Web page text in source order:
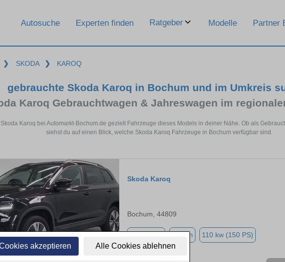
akzeptieren Alle Cookies ablehnen
Autosuche Experten finden Ratgeber Modelle Partner
❯ SKODA ❯ KAROQ
gebrauchte Skoda Karoq in Bochum und im Umkreis
Karoq Gebrauchtwagen & Jahreswagen im
Karoq bei Automarkt-Bochum.de gezielt Fahrzeuge dieses Models in deiner Nähe. Ob als
siehst du auf einen Blick, welche Skoda Karoq Fahrzeuge in Bochum verfügbar sind.
Skoda Karoq
Bochum, 44809
Benzin 110 kw (150 PS)